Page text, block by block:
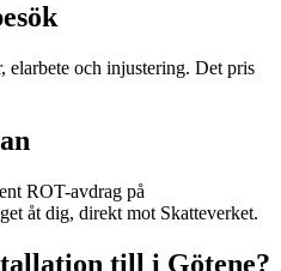
elarbete och injustering. Det pris
ROT-avdrag på
åt dig, direkt mot Skatteverket.
till i Götene?